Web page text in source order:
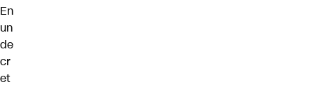
En
un
de
cr
et